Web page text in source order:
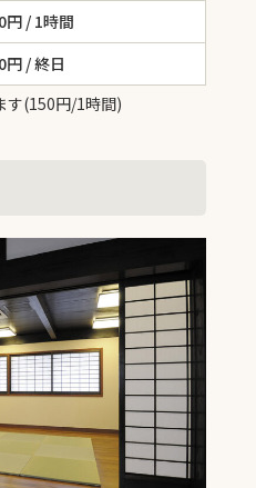
円 / 1時間
円 / 終日
す(150円/1時間)